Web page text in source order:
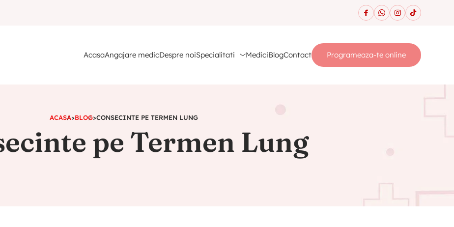
AcasaAngajare medicDespre noiSpecialitati MediciBlogContact Programeaza-te online
ACASA>BLOG>CONSECINTE PE TERMEN LUNG
pe Termen Lung